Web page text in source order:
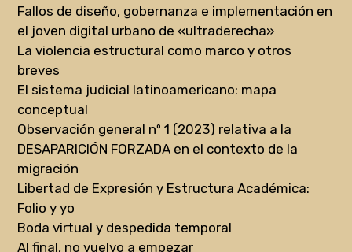
Fallos de diseño, gobernanza e implementación en
el joven digital urbano de «ultraderecha»
La violencia estructural como marco y otros
breves
El sistema judicial latinoamericano: mapa
conceptual
Observación general nº 1 (2023) relativa a la
DESAPARICIÓN FORZADA en el contexto de la
migración
Libertad de Expresión y Estructura Académica:
Folio y yo
Boda virtual y despedida temporal
Al final, no vuelvo a empezar